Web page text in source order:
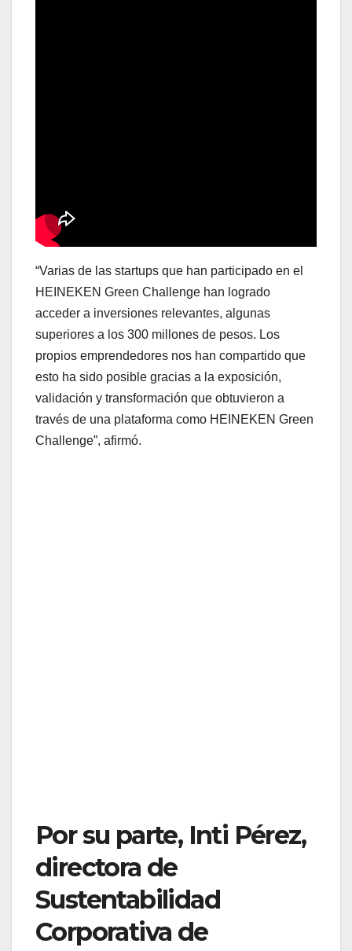
“Varias de las startups que han participado en el
HEINEKEN Green Challenge han logrado
acceder a inversiones relevantes, algunas
superiores a los 300 millones de pesos. Los
propios emprendedores nos han compartido que
esto ha sido posible gracias a la exposición,
validación y transformación que obtuvieron a
través de una plataforma como HEINEKEN Green
Challenge”, afirmó.
Por su parte, Inti Pérez,
directora de
Sustentabilidad
Corporativa de